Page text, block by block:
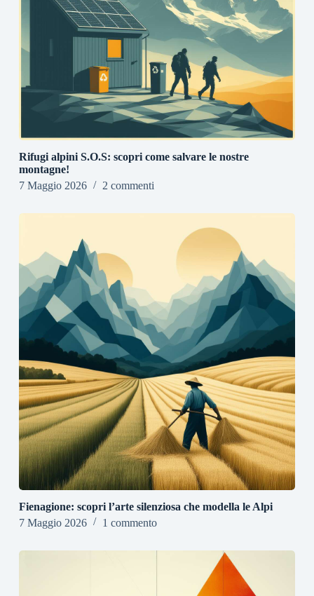
Rifugi alpini S.O.S: scopri come salvare le nostre
montagne!
7 Maggio 2026
2 commenti
Fienagione: scopri l’arte silenziosa che modella le Alpi
7 Maggio 2026
1 commento